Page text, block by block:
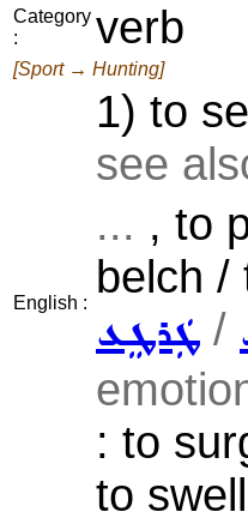
Category
:
verb
[Sport → Hunting]
English :
1) to
see
... , to
belch /
ܛܲܪܛܸܥ /
: to
to